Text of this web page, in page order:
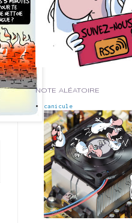
NOTE ALÉATOIRE
canicule